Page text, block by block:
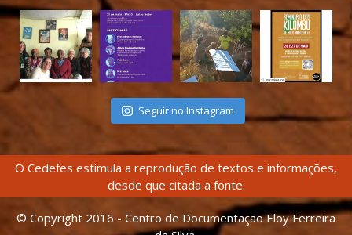
Seguir no Instagram
O Cedefes estimula a reprodução de textos e informações,
desde que citada a fonte.
© Copyright 2016 - Centro de Documentação Eloy Ferreira